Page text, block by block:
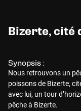
Bizerte, cité
Synopsis :
Nous retrouvons un
poissons de Bizerte,
avec lui, un tour
pêche à Bizerte.